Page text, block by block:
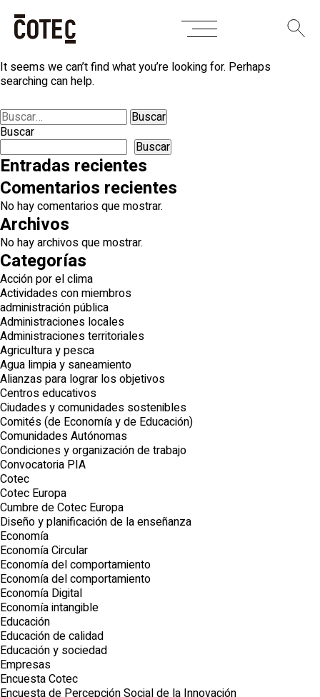
SkipNothing Found
It seems we can’t find what you’re looking for. Perhaps
searching can help.
Buscar:
Buscar
Buscar
Entradas recientes
Comentarios recientes
No hay comentarios que mostrar.
Archivos
No hay archivos que mostrar.
Categorías
Acción por el clima
Actividades con miembros
administración pública
Administraciones locales
Administraciones territoriales
Agricultura y pesca
Agua limpia y saneamiento
Alianzas para lograr los objetivos
Centros educativos
Ciudades y comunidades sostenibles
Comités (de Economía y de Educación)
Comunidades Autónomas
Condiciones y organización de trabajo
Convocatoria PIA
Cotec
Cotec Europa
Cumbre de Cotec Europa
Diseño y planificación de la enseñanza
Economía
Economía Circular
Economía del comportamiento
Economía del comportamiento
Economía Digital
Economía intangible
Educación
Educación de calidad
Educación y sociedad
Empresas
Encuesta Cotec
Encuesta de Percepción Social de la Innovación